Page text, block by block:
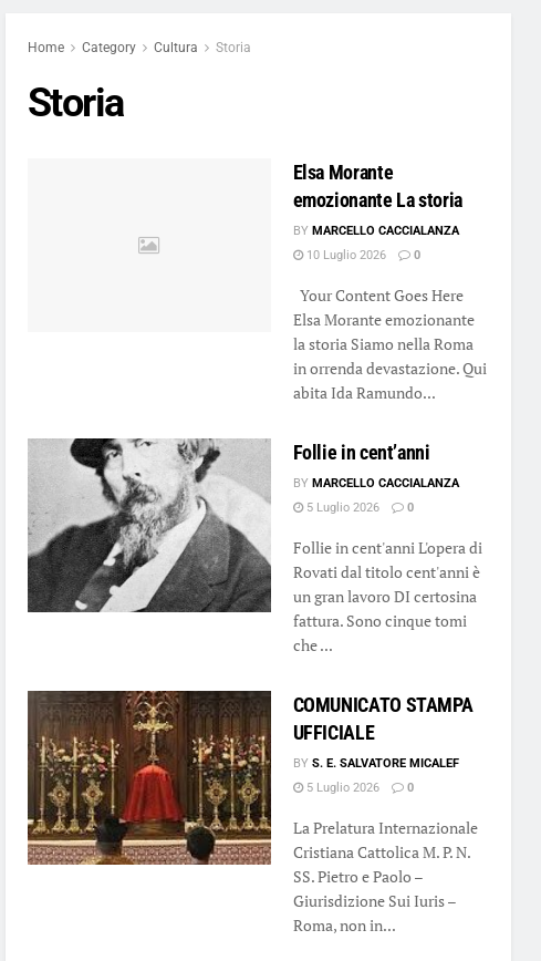
Home Category Cultura Storia
Storia
Elsa Morante
emozionante La storia
BY MARCELLO CACCIALANZA
10 Luglio 2026
0
Your Content Goes Here
Elsa Morante emozionante
la storia Siamo nella Roma
in orrenda devastazione. Qui
abita Ida Ramundo...
Follie in cent’anni
BY MARCELLO CACCIALANZA
5 Luglio 2026
0
Follie in cent'anni L'opera di
Rovati dal titolo cent'anni è
un gran lavoro DI certosina
fattura. Sono cinque tomi
che ...
COMUNICATO STAMPA
UFFICIALE
BY S. E. SALVATORE MICALEF
5 Luglio 2026
0
La Prelatura Internazionale
Cristiana Cattolica M. P. N.
SS. Pietro e Paolo –
Giurisdizione Sui Iuris –
Roma, non in...